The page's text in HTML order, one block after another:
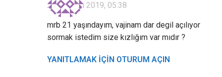
26 Haziran 2019, 05:38
mrb 21 yaşındayım, vajinam dar degil açılıyor
sormak istedim size kızlığım var mıdır ?
YANITLAMAK IÇIN OTURUM AÇIN